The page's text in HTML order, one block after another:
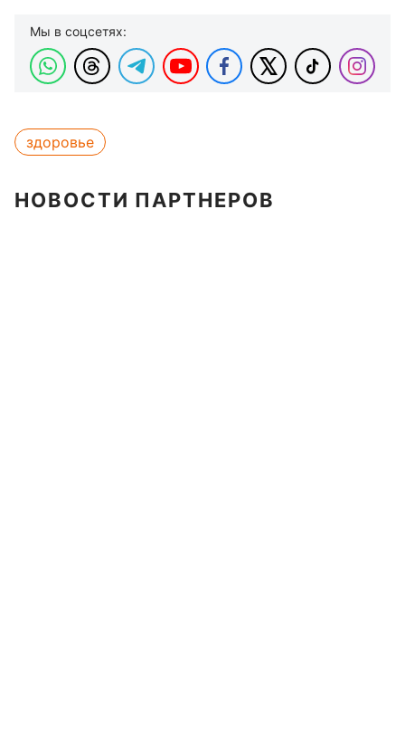
Мы в соцсетях:
здоровье
НОВОСТИ ПАРТНЕРОВ